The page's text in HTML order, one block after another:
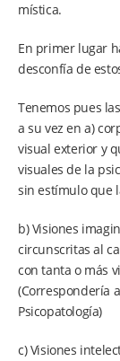
mística.
En primer lugar
desconfía de
Tenemos pues
a su vez en a)
visual exterior y
visuales de la
sin estímulo que
b) Visiones
circunscritas al
con tanta o más
(Correspondería
Psicopatología)
c) Visiones